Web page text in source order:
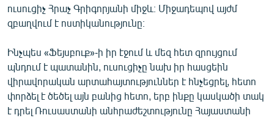
ուսուցիչ Հրաչ Գրիգորյանի միջև։ Միջադեպով այժմ
զբաղվում է ոստիկանությունը։
Ինչպես «Ֆեյսբուք»-ի իր էջում և մեզ հետ զրույցում
պնդում է պատանին, ուսուցիչը նախ իր հասցեին
վիրավորական արտահայտություններ է հնչեցրել, հետո
փորձել է ծեծել այն բանից հետո, երբ ինքը կասկածի տակ
է դրել Ռուսաստանի անհրաժեշտությունը Հայաստանի